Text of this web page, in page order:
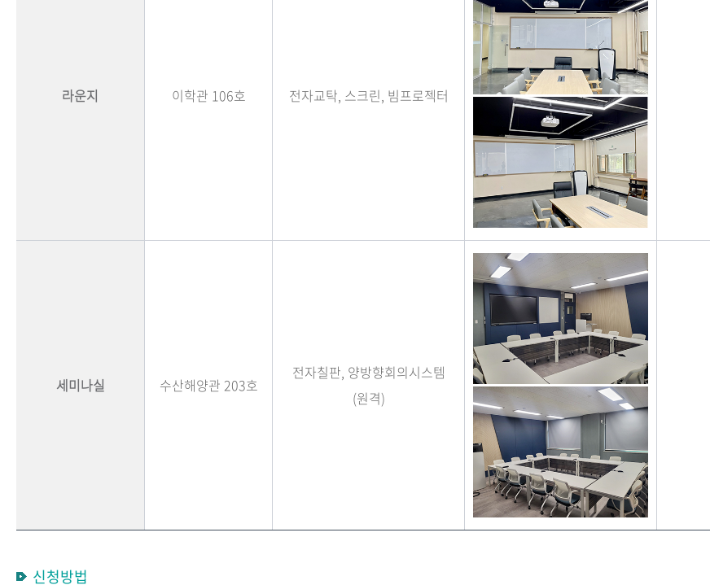
라운지 이학관 106호 전자교탁, 스크린, 빔프로젝터
세미나실 수산해양관 203호
전자칠판, 양방향회의시스템
(원격)
신청방법